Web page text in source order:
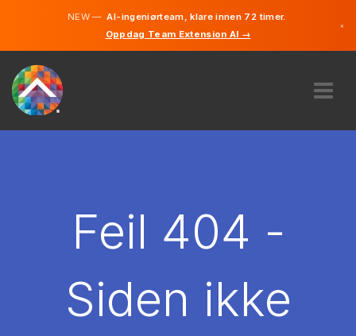
NEW —AI-ingeniørteam, klare innen 72 timer.
Oppdag Team Extension AI →
×
Feil 404 -
Siden ikke